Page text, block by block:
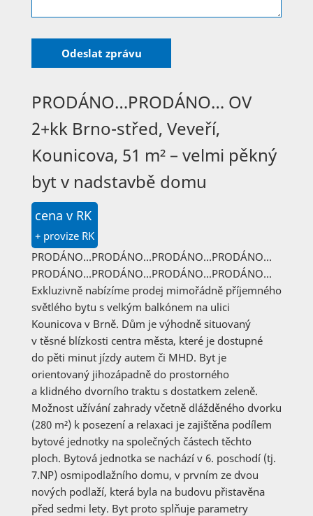
PRODÁNO…PRODÁNO… OV
2+kk Brno-střed, Veveří,
Kounicova, 51 m² – velmi pěkný
byt v nadstavbě domu
cena v RK
+ provize RK
PRODÁNO…PRODÁNO…PRODÁNO…PRODÁNO…
PRODÁNO…PRODÁNO…PRODÁNO…PRODÁNO…
Exkluzivně nabízíme prodej mimořádně příjemného
světlého bytu s velkým balkónem na ulici
Kounicova v Brně. Dům je výhodně situovaný
v těsné blízkosti centra města, které je dostupné
do pěti minut jízdy autem či MHD. Byt je
orientovaný jihozápadně do prostorného
a klidného dvorního traktu s dostatkem zeleně.
Možnost užívání zahrady včetně dlážděného dvorku
(280 m²) k posezení a relaxaci je zajištěna podílem
bytové jednotky na společných částech těchto
ploch. Bytová jednotka se nachází v 6. poschodí (tj.
7.NP) osmipodlažního domu, v prvním ze dvou
nových podlaží, která byla na budovu přistavěna
před sedmi lety. Byt proto splňuje parametry